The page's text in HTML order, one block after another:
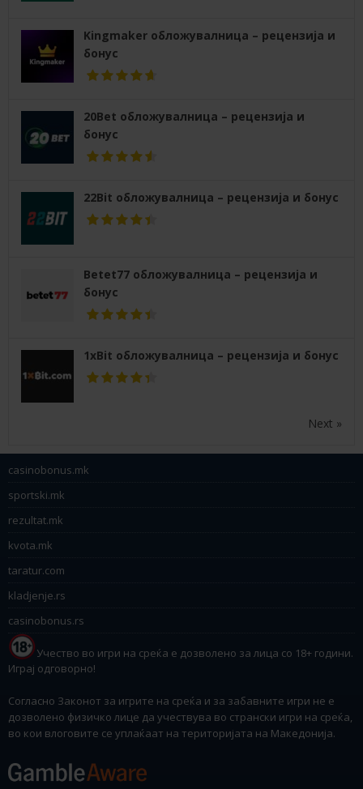
Kingmaker обложувалница – рецензија и
бонус
20Bet обложувалница – рецензија и
бонус
22Bit обложувалница – рецензија и бонус
Betet77 обложувалница – рецензија и
бонус
1xBit обложувалница – рецензија и бонус
Next »
casinobonus.mk
sportski.mk
rezultat.mk
kvota.mk
taratur.com
kladjenje.rs
casinobonus.rs
Учество во игри на среќа е дозволено за лица со 18+ години.
Играј одговорно!
Согласно Законот за игрите на среќа и за забавните игри не е
дозволено физичко лице да учествува во странски игри на среќа,
во кои влоговите се уплаќаат на територијата на Македонија.